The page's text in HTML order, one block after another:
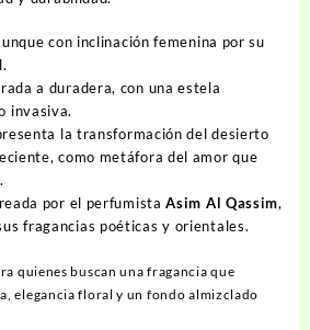
con inclinación femenina por su
a duradera, con una estela
invasiva.
la transformación del desierto
como metáfora del amor que
por el perfumistaAsim Al Qassim,
fragancias poéticas y orientales.
quienes buscan una fragancia que
elegancia floral y un fondo almizclado